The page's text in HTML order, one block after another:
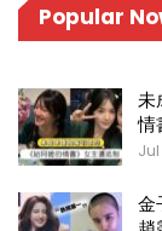
Popular
未
情
Jul
金